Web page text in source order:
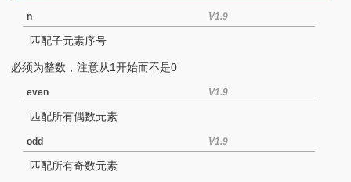
n V1.9
匹配子元素序号
必须为整数，注意从1开始而不是0
even V1.9
匹配所有偶数元素
odd V1.9
匹配所有奇数元素